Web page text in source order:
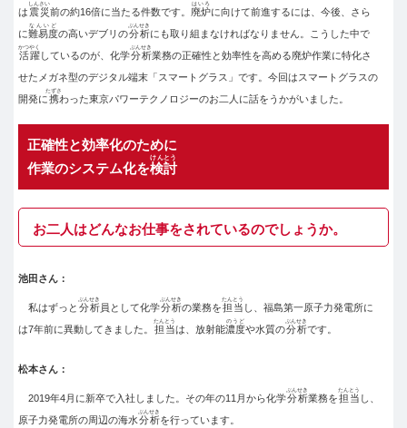
は 震災
しんさい
前の約16倍に当たる件数です。 廃炉
はいろ
に向けて前進するには、今後、さら
に難易度
なんいど
の高いデブリの分析
ぶんせき
にも取り組まなければなりません。こうした中で
活躍
かつやく
しているのが、化学分析
ぶんせき
業務の正確性と効率性を高める廃炉作業に特化さ
せたメガネ型のデジタル端末「スマートグラス」です。今回はスマートグラスの
開発に携
たずさ
わった東京パワーテクノロジーのお二人に話をうかがいました。
正確性と効率化のために
作業のシステム化を検討
けんとう
お二人はどんなお仕事をされているのでしょうか。
池田さん：
私はずっと 分析
ぶんせき
員として化学分析
ぶんせき
の業務を担当
たんとう
し、福島第一原子力発電所に
は7年前に異動してきました。 担当
たんとう
は、放射能濃度
のうど
や水質の分析
ぶんせき
です。
松本さん：
2019年4月に新卒で入社しました。その年の11月から化学分析
ぶんせき
業務を担当
たんとう
し、
原子力発電所の周辺の海水分析
ぶんせき
を行っています。